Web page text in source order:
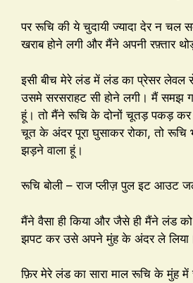
पर रूचि की ये चुदायी ज्यादा देर न चल
खराब होने लगी और मैंने अपनी रफ़्तार
इसी बीच मेरे लंड में लंड का प्रेसर लेवल
उसमे सरसराहट सी होने लगी। मैं समझ
हूं। तो मैंने रूचि के दोनों चूतड़ पकड़
चूत के अंदर पूरा घुसाकर रोका, तो रूचि
झड़ने वाला हूं।
रूचि बोली – राज प्लीज़ पुल इट आउट
मैंने वैसा ही किया और जैसे ही मैंने लंड को
झपट कर उसे अपने मुंह के अंदर ले
फ़िर मेरे लंड का सारा माल रूचि के मुंह